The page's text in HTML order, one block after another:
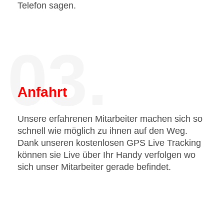
Telefon sagen.
03.
Anfahrt
Unsere erfahrenen Mitarbeiter machen sich so
schnell wie möglich zu ihnen auf den Weg.
Dank unseren kostenlosen GPS Live Tracking
können sie Live über Ihr Handy verfolgen wo
sich unser Mitarbeiter gerade befindet.